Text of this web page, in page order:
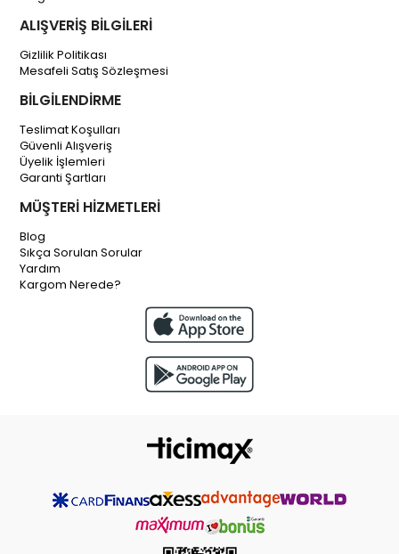
ALIŞVERİŞ BİLGİLERİ
Gizlilik Politikası
Mesafeli Satış Sözleşmesi
BİLGİLENDİRME
Teslimat Koşulları
Güvenli Alışveriş
Üyelik İşlemleri
Garanti Şartları
MÜŞTERİ HİZMETLERİ
Blog
Sıkça Sorulan Sorular
Yardım
Kargom Nerede?